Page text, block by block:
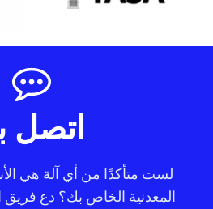
اتصل
لست متأكدًا من أي آلة هي
المعدنية الخاص بك؟ دع فريق